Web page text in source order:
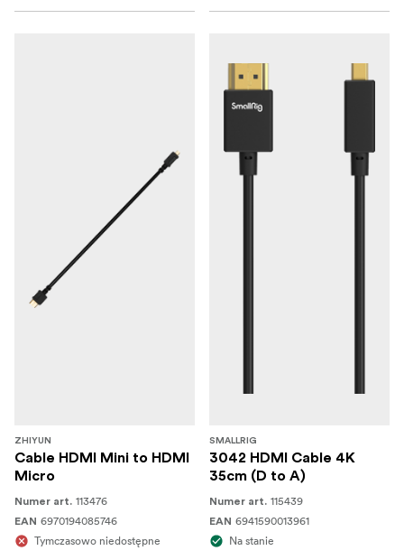
ZHIYUN
Cable HDMI Mini to HDMI
Micro
Numer art. 113476
EAN 6970194085746
Tymczasowo niedostępne
SMALLRIG
3042 HDMI Cable 4K
35cm (D to A)
Numer art. 115439
EAN 6941590013961
Na stanie